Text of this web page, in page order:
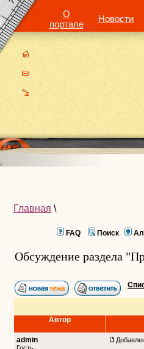
О
портале
Новости
Главная \
FAQ Поиск
Обсуждение раздела
Автор
admin